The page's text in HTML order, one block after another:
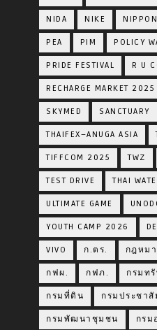
NIDA NIKE
PEA PIM POLICY
PRIDE FESTIVAL R U
RECHARGE MARKET 2025
SKYMED SANCTUARY
THAIFEX–ANUGA ASIA
TIFFCOM 2025 TWZ
TEST DRIVE THAI
ULTIMATE GAME
YOUTH CAMP 2026
VIVO ก.ตร. กฎหมา
กฟผ. กฟภ. กรมท
กรมที่ดิน กรมประชา
กรมพัฒนาชุมชน กรม